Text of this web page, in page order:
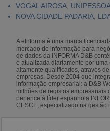
VOGAL AIROSA,
NOVA CIDADE PADARIA,
A eInforma é uma marca
mercado de informação para
de dados da INFORMA D&B
é atualizada diariamente por
altamente qualificados, através
empresas. Desde 2004 que
informação empresarial: a D&B
milhões de registos empresariais
pertence à líder espanhola
CESCE, especializado na gestão